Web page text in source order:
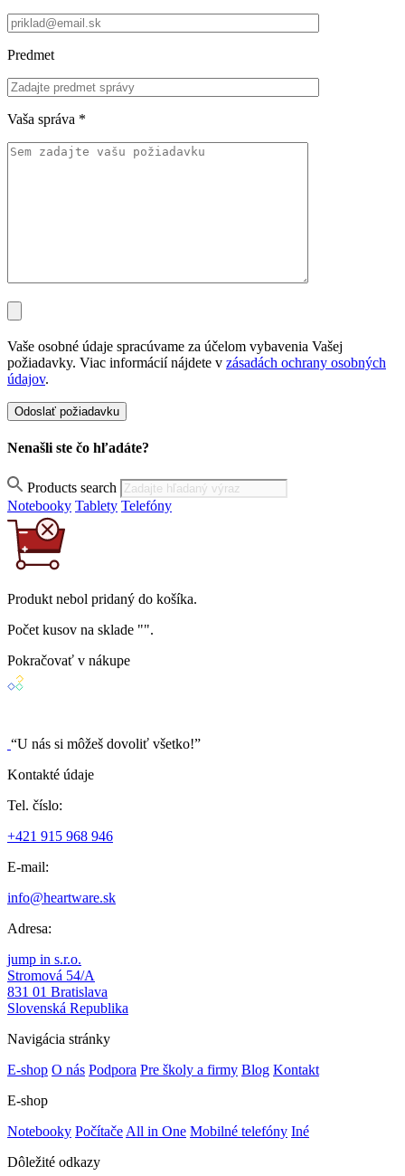
Predmet
Vaša správa *
Vaše osobné údaje spracúvame za účelom vybavenia Vašej
požiadavky. Viac informácií nájdete v zásadách ochrany osobných
údajov.
Nenašli ste čo hľadáte?
Products search
Notebooky Tablety Telefóny
Produkt nebol pridaný do košíka.
Počet kusov na sklade "".
Pokračovať v nákupe
“U nás si môžeš dovoliť všetko!”
Kontakté údaje
Tel. číslo:
+421 915 968 946
E-mail:
info@heartware.sk
Adresa:
jump in s.r.o.
Stromová 54/A
831 01 Bratislava
Slovenská Republika
Navigácia stránky
E-shop O nás Podpora Pre školy a firmy Blog Kontakt
E-shop
Notebooky Počítače All in One Mobilné telefóny Iné
Dôležité odkazy